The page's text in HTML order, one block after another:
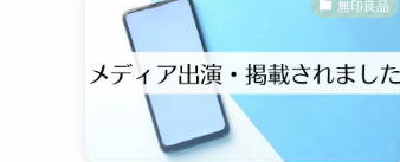
無印良品